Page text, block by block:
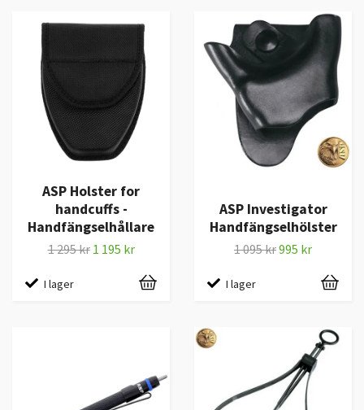
ASP Holster for
handcuffs -
Handfängselhållare
1 295 kr 1 195 kr
I lager
ASP Investigator
Handfängselhölster
1 095 kr995 kr
I lager